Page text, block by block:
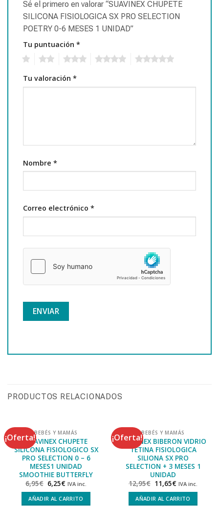
Sé el primero en valorar “SUAVINEX CHUPETE
SILICONA FISIOLOGICA SX PRO SELECTION
POETRY 0-6 MESES 1 UNIDAD”
Tu puntuación *
Tu valoración *
Nombre *
Correo electrónico *
PRODUCTOS RELACIONADOS
¡Oferta!BEBÉS Y MAMÁS
SUAVINEX CHUPETE
SILICONA FISIOLOGICO SX
PRO SELECTION 0 – 6
MESES1 UNIDAD
SMOOTHIE BUTTERFLY
6,95€ 6,25€ IVA inc.
AÑADIR AL CARRITO
¡Oferta!BEBÉS Y MAMÁS
SUAVINEX BIBERON VIDRIO
TETINA FISIOLOGICA
SILIONA SX PRO
SELECTION + 3 MESES 1
UNIDAD
12,95€ 11,65€ IVA inc.
AÑADIR AL CARRITO